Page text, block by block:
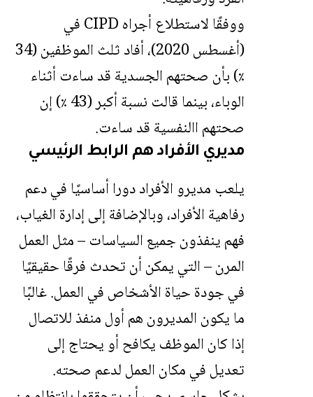
ووفقًا لاستطلاع أجراه CIPD في
(أغسطس 2020)، أفاد ثلث الموظفين (34
٪) بأن صحتهم الجسدية قد ساءت أثناء
الوباء، بينما قالت نسبة أكبر (43 ٪) إن
صحتهم االنفسية قد ساءت.
مديري الأفراد هم الرابط الرئيسي
يلعب مديرو الأفراد دورا أساسيًا في دعم
رفاهية الأفراد، وبالإضافة إلى إدارة الغياب،
فهم ينفذون جميع السياسات – مثل العمل
المرن – التي يمكن أن تحدث فرقًا حقيقيًا
في جودة حياة الأشخاص في العمل. غالبًا
ما يكون المديرون هم أول منفذ للاتصال
إذا كان الموظف يكافح أو يحتاج إلى
تعديل في مكان العمل لدعم صحته.